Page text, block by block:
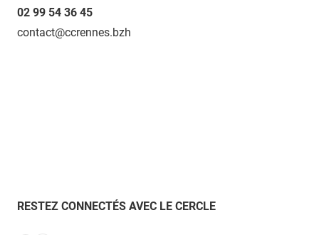
02 99 54 36 45
contact@ccrennes.bzh
RESTEZ CONNECTÉS AVEC LE CERCLE